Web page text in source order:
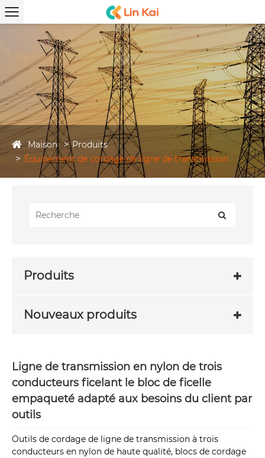
Maison
Produits
Équipement de cordage de ligne de transmission
Produits
Nouveaux produits
Ligne de transmission en nylon de trois
conducteurs ficelant le bloc de ficelle
empaqueté adapté aux besoins du client par
outils
Outils de cordage de ligne de transmission à trois
conducteurs en nylon de haute qualité, blocs de cordage